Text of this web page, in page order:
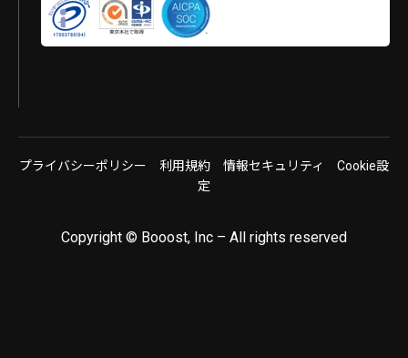
プライバシーポリシー 利用規約 情報セキュリティ
Cookie設
定
Copyright © Booost, Inc – All rights reserved